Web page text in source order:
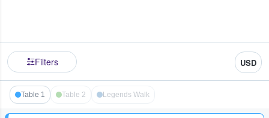
Filters USD
Table 1 Table 2 Legends Walk